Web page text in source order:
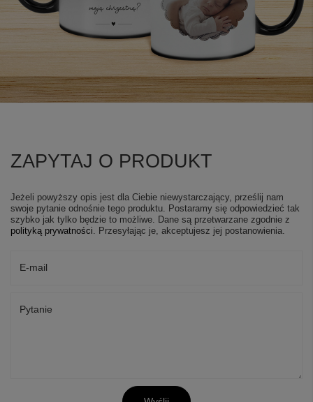
ZAPYTAJ O PRODUKT
Jeżeli powyższy opis jest dla Ciebie niewystarczający, prześlij nam
swoje pytanie odnośnie tego produktu. Postaramy się odpowiedzieć tak
szybko jak tylko będzie to możliwe. Dane są przetwarzane zgodnie z
polityką prywatności . Przesyłając je, akceptujesz jej postanowienia.
E-mail
Pytanie